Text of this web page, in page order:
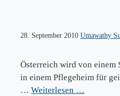
28. September 2010 Umawathy
Österreich wird von einem
in einem Pflegeheim für
… Weiterlesen …